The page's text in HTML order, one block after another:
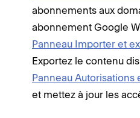
abonnements aux
abonnement Google
Panneau Importer et
Exportez le contenu
Panneau Autorisations
et mettez à jour les